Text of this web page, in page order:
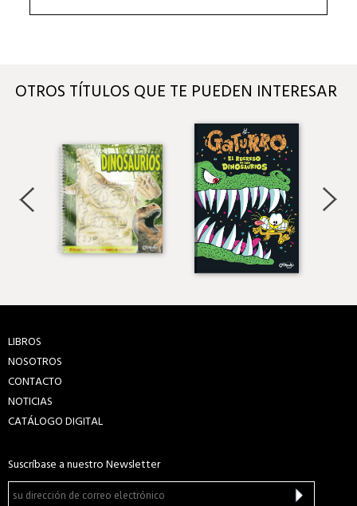
OTROS TÍTULOS QUE TE PUEDEN INTERESAR
LIBROS
NOSOTROS
CONTACTO
NOTICIAS
CATÁLOGO DIGITAL
Suscríbase a nuestro Newsletter